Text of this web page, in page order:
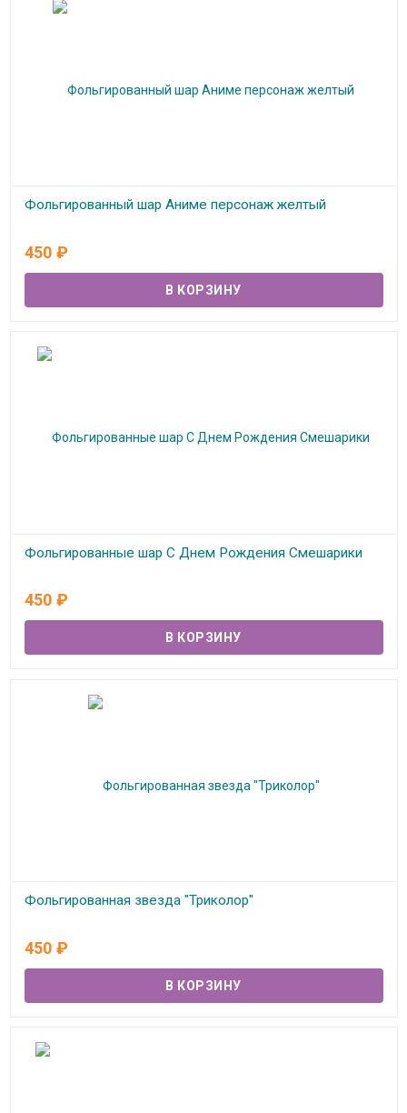
Фольгированный шар Аниме персонаж желтый
450 ₽
Фольгированные шар С Днем Рождения Смешарики
450 ₽
Фольгированная звезда "Триколор"
450 ₽